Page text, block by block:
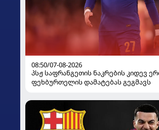
08:50/07-08-2026
პსჟ საფრანგეთის ნაკრების კიდევ
ფეხბურთელის დამატებას გეგმავს